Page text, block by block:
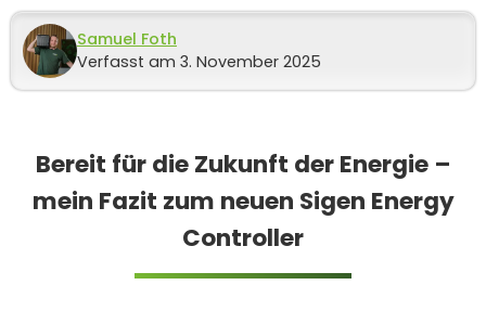
Samuel Foth
Verfasst am 3. November 2025
Bereit für die Zukunft der Energie –
mein Fazit zum neuen Sigen Energy
Controller